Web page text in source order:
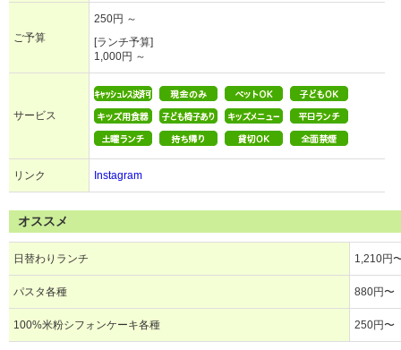
ご予算
250円 ～
[ランチ予算]
1,000円 ～
サービス
リンク Instagram
オススメ
日替わりランチ 1,210円
パスタ各種 880円〜
100%米粉シフォンケーキ各種 250円〜